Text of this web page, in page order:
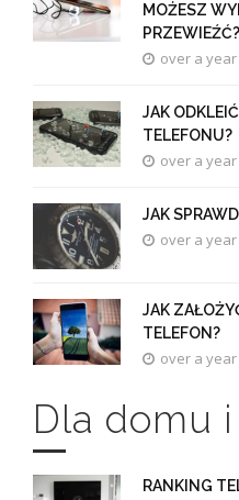
MOŻESZ
PRZEWIEŹĆ?
over a year
JAK
TELEFONU?
over a year
JAK
over a year
JAK
TELEFON?
over a year
Dla domu
RANKING